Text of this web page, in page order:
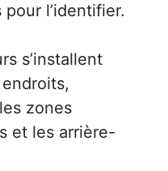
l’identifier.
s’installent
zones
et les arrière-